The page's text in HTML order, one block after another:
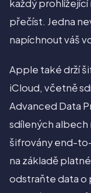
každý
přečíst. Jedna
napíchnout váš
Apple také drží
iCloud, včetně
Advanced Data
sdílených albech
šifrovány end-
na základě
odstraňte data o